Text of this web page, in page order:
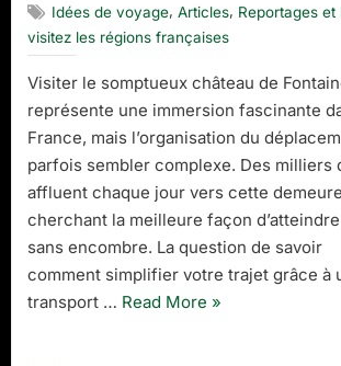
air”
Idées de voyage, Articles, Reportages
visitez les régions françaises
Visiter le somptueux château de
représente une immersion fascinante
France, mais l’organisation du
parfois sembler complexe. Des milliers
affluent chaque jour vers cette
cherchant la meilleure façon
sans encombre. La question de savoir
comment simplifier votre trajet grâce à
transport … Read More “Comment
»